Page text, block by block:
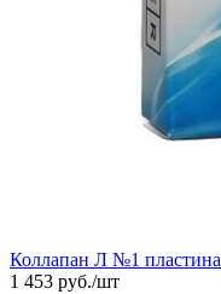
Коллапан Л №1 пластина
1 453 руб./шт